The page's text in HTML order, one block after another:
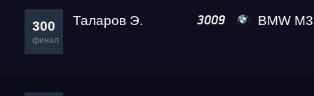
300
финал
Таларов Э. 3009 BMW M3